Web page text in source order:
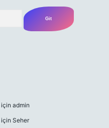
için admin
için Seher